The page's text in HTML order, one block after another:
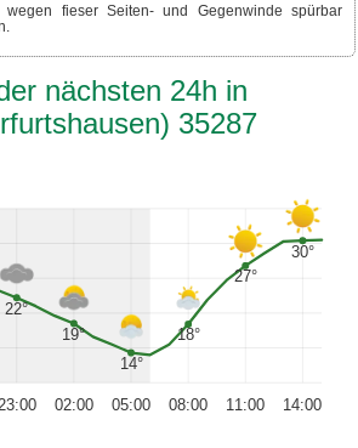
wegen fieser Seiten- und Gegenwinde spürbar
nächsten 24h in
35287
22°
19°
14°
18°
27°
30°
23:00 02:00 05:00 08:00 11:00 14:00